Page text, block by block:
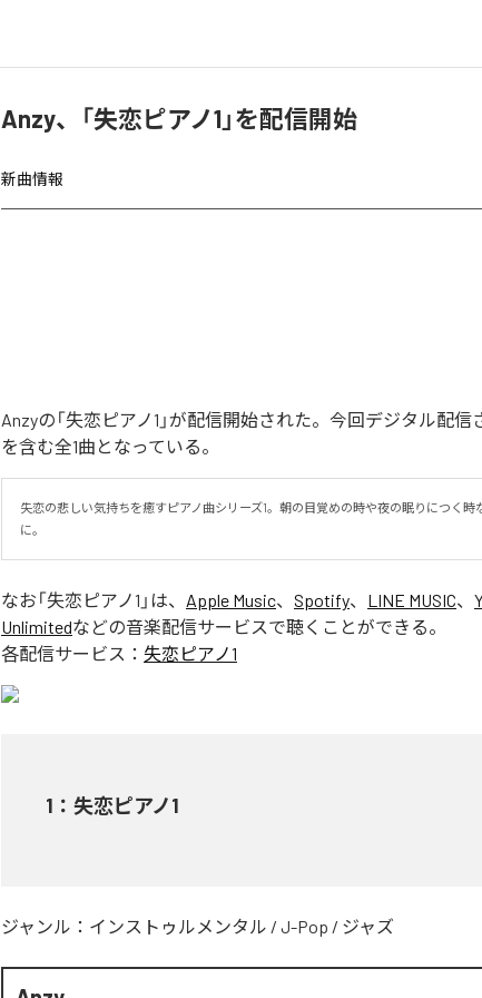
Anzy、「失恋ピアノ1」を配信開始
新曲情報
Anzyの「失恋ピアノ1」が配信開始された。今回デジタル配信
を含む全1曲となっている。
失恋の悲しい気持ちを癒すピアノ曲シリーズ1。朝の目覚めの時や夜の眠りにつく時
に。
なお「失恋ピアノ1 」は、 Apple Music、 Spotify、 LINE MUSIC、
Unlimitedなどの音楽配信サービスで聴くことができる。
各配信サービス： 失恋ピアノ1
1 ： 失恋ピアノ1
ジャンル： インストゥルメンタル / J-Pop / ジャズ